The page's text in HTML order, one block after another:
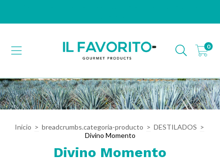
0
Inicio > breadcrumbs.categoria-producto > DESTILADOS >
Divino Momento
Divino Momento